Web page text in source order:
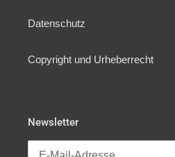
Datenschutz
Copyright und Urheberrecht
Newsletter